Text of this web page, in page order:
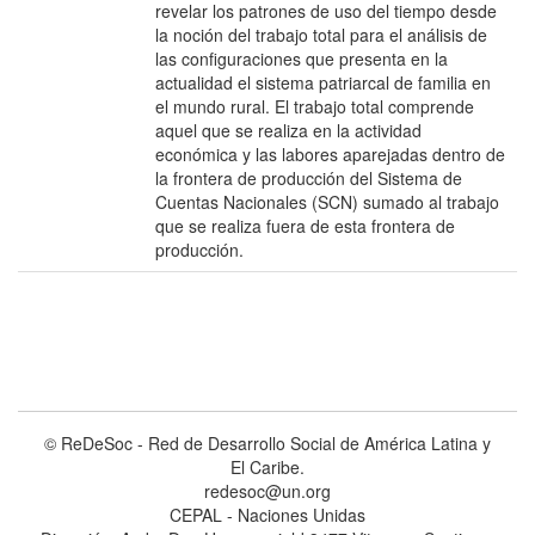
revelar los patrones de uso del tiempo desde
la noción del trabajo total para el análisis de
las configuraciones que presenta en la
actualidad el sistema patriarcal de familia en
el mundo rural. El trabajo total comprende
aquel que se realiza en la actividad
económica y las labores aparejadas dentro de
la frontera de producción del Sistema de
Cuentas Nacionales (SCN) sumado al trabajo
que se realiza fuera de esta frontera de
producción.
© ReDeSoc - Red de Desarrollo Social de América Latina y
El Caribe.
redesoc@un.org
CEPAL - Naciones Unidas